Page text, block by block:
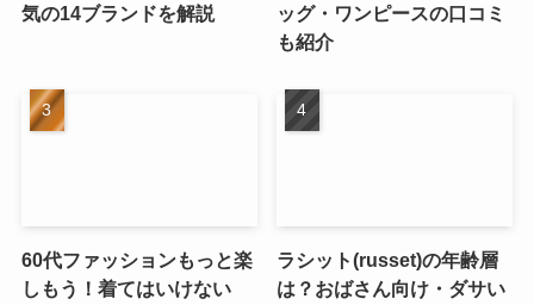
気の14ブランドを解説
ッグ・ワンピースの口コミ
も紹介
60代ファッションもっと楽
しもう！着てはいけない
ラシット(russet)の年齢層
は？おばさん向け・ダサい